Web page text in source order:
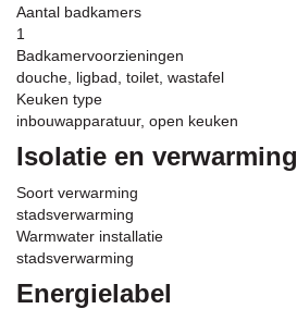
Aantal badkamers
1
Badkamervoorzieningen
douche, ligbad, toilet, wastafel
Keuken type
inbouwapparatuur, open keuken
Isolatie en verwarming
Soort verwarming
stadsverwarming
Warmwater installatie
stadsverwarming
Energielabel